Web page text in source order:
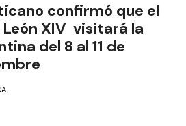
confirmó que el
XIV visitará la
del 8 al 11 de